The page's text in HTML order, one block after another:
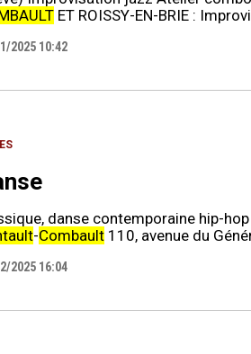
ET ROISSY-EN-BRIE :
2025 10:42
danse contemporaine hip-
-Combault110, avenue du
2025 16:04